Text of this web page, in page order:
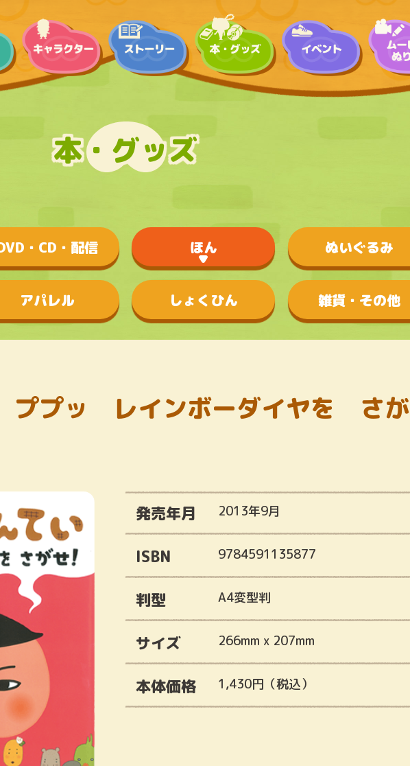
本・グッズ
・CD・配信 ほん ぬいぐるみ
アパレル しょくひん 雑貨・その他
ププッ レインボーダイヤを さが
発売年月 2013年9月
ISBN 9784591135877
判型 A4変型判
サイズ 266mm x 207mm
本体価格 1,430円（税込）